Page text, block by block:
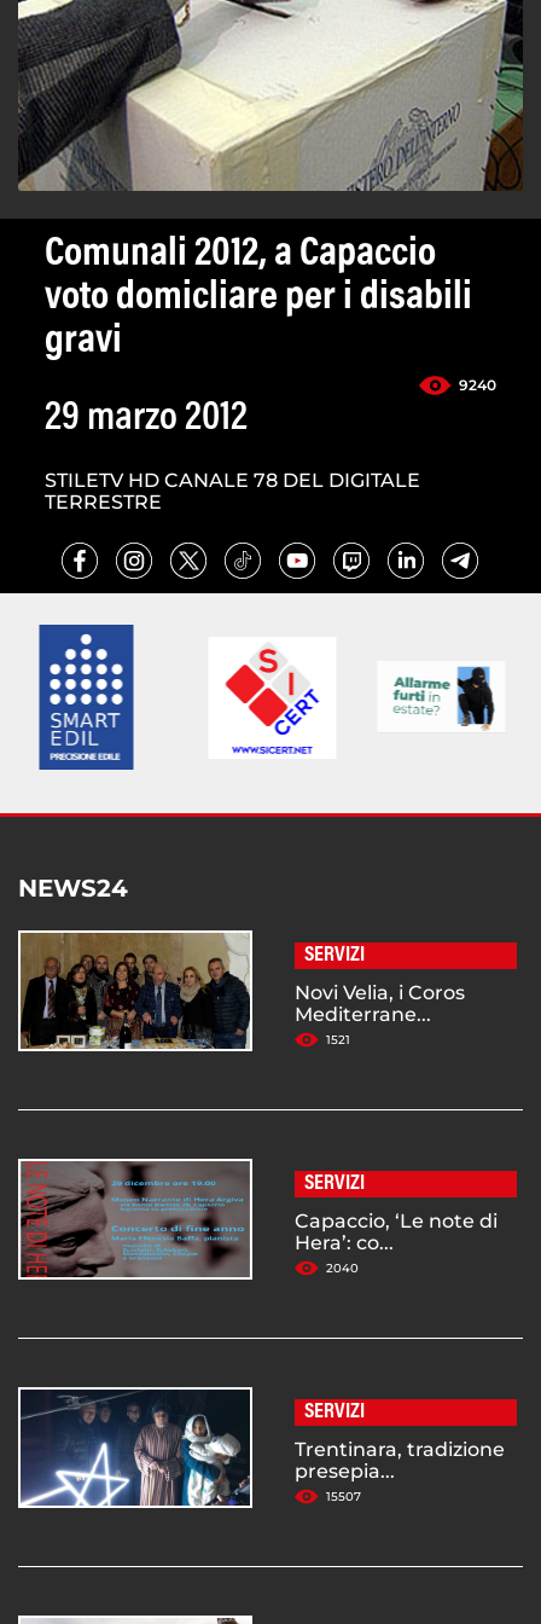
Comunali 2012, a Capaccio
voto domicliare per i disabili
gravi
9240
29 marzo 2012
STILETV HD CANALE 78 DEL DIGITALE
TERRESTRE
NEWS24
SERVIZI
Novi Velia, i Coros
Mediterrane...
1521
SERVIZI
Capaccio, ‘Le note di
Hera’: co...
2040
SERVIZI
Trentinara, tradizione
presepia...
15507